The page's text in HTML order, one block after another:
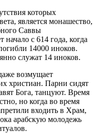
которых
является монашество,
Саввы
с 614 года, когда
14000 иноков.
служат 14 иноков.
возмущает
христиан. Парни сидят
Бога, танцуют. Время
но когда во время
входить в Храм,
арабскую молодежь